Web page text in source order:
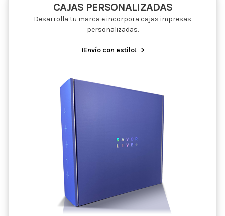
CAJAS PERSONALIZADAS
Desarrolla tu marca e incorpora cajas impresas
personalizadas.
¡Envío con estilo! >